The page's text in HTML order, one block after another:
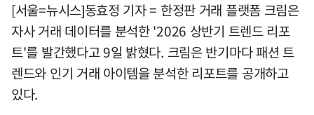
[서울=뉴시스]동효정 기자 = 한정판 거래 플랫폼 크림은
자사 거래 데이터를 분석한 '2026 상반기 트렌드 리포
트'를 발간했다고 9일 밝혔다. 크림은 반기마다 패션 트
렌드와 인기 거래 아이템을 분석한 리포트를 공개하고
있다.